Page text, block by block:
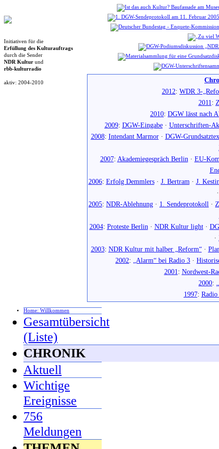
Initiativen für die
Erfüllung des Kulturauftrags
durch die Sender
NDR Kultur und
rbb-kulturradio
aktiv: 2004-2010
2012: WDR 3-
2011:
2010: DGW lässt nach
2009: DGW-Eingabe· Unterschriften-
2008: Intendant Marmor· DGW-
2007: Akademiegespräch Berlin · EU-
2006: Erfolg Demmlers· J. Bertram · J.
2005: NDR-Ablehnung · 1. Sendeprotokoll ·
2004: Proteste Berlin · NDR Kultur light·
·
2003: NDR Kultur mit halber „Reform“·
2002: „Alarm“ bei Radio 3 ·
2001: Nordwest-
2000:
1997:
Home: Willkommen
Gesamtübersicht
(Liste)
CHRONIK
Aktuell
Wichtige
Ereignisse
756
Meldungen